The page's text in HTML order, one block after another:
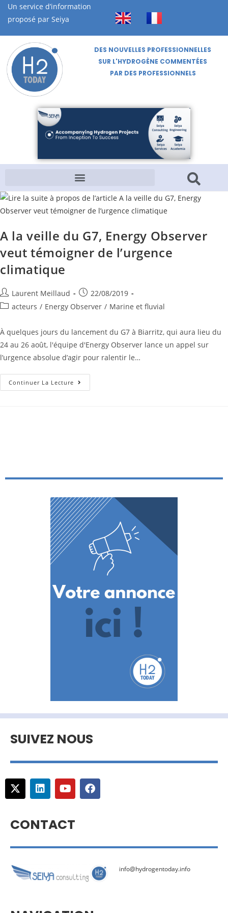
Un service d’information
proposé par Seiya
DES NOUVELLES PROFESSIONNELLES
SUR L'HYDROGÈNE COMMENTÉES
PAR DES PROFESSIONNELS
A la veille du G7, Energy Observer
veut témoigner de l’urgence
climatique
Laurent Meillaud
22/08/2019
acteurs / Energy Observer / Marine et fluvial
À quelques jours du lancement du G7 à Biarritz, qui aura lieu du
24 au 26 août, l'équipe d'Energy Observer lance un appel sur
l’urgence absolue d’agir pour ralentir le…
Continuer La Lecture
SUIVEZ NOUS
CONTACT
info@hydrogentoday.info